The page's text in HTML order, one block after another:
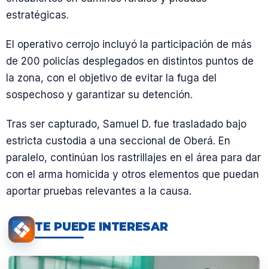
estratégicas.
El operativo cerrojo incluyó la participación de más
de 200 policías desplegados en distintos puntos de
la zona, con el objetivo de evitar la fuga del
sospechoso y garantizar su detención.
Tras ser capturado, Samuel D. fue trasladado bajo
estricta custodia a una seccional de Oberá. En
paralelo, continúan los rastrillajes en el área para dar
con el arma homicida y otros elementos que puedan
aportar pruebas relevantes a la causa.
TE PUEDE INTERESAR